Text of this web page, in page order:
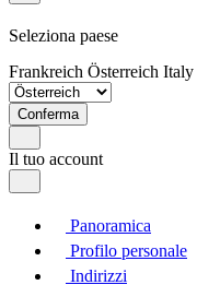
Seleziona paese
Frankreich Österreich Italy
Conferma
Il tuo account
Panoramica
Profilo personale
Indirizzi